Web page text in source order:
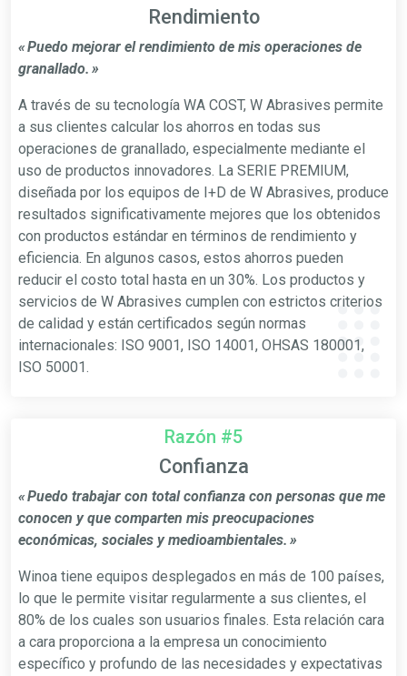
Rendimiento
« Puedo mejorar el rendimiento de mis operaciones de
granallado. »
A través de su tecnología WA COST, W Abrasives permite
a sus clientes calcular los ahorros en todas sus
operaciones de granallado, especialmente mediante el
uso de productos innovadores. La SERIE PREMIUM,
diseñada por los equipos de I+D de W Abrasives, produce
resultados significativamente mejores que los obtenidos
con productos estándar en términos de rendimiento y
eficiencia. En algunos casos, estos ahorros pueden
reducir el costo total hasta en un 30%. Los productos y
servicios de W Abrasives cumplen con estrictos criterios
de calidad y están certificados según normas
internacionales: ISO 9001, ISO 14001, OHSAS 180001,
ISO 50001.
Razón #5
Confianza
« Puedo trabajar con total confianza con personas que me
conocen y que comparten mis preocupaciones
económicas, sociales y medioambientales. »
Winoa tiene equipos desplegados en más de 100 países,
lo que le permite visitar regularmente a sus clientes, el
80% de los cuales son usuarios finales. Esta relación cara
a cara proporciona a la empresa un conocimiento
específico y profundo de las necesidades y expectativas